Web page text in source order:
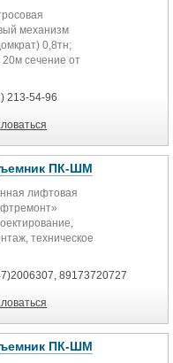
механизм
0,8тн;
20м сечение от
213-54-96
ПК-ШМ
лифтовая
техническое
89173720727
ПК-ШМ